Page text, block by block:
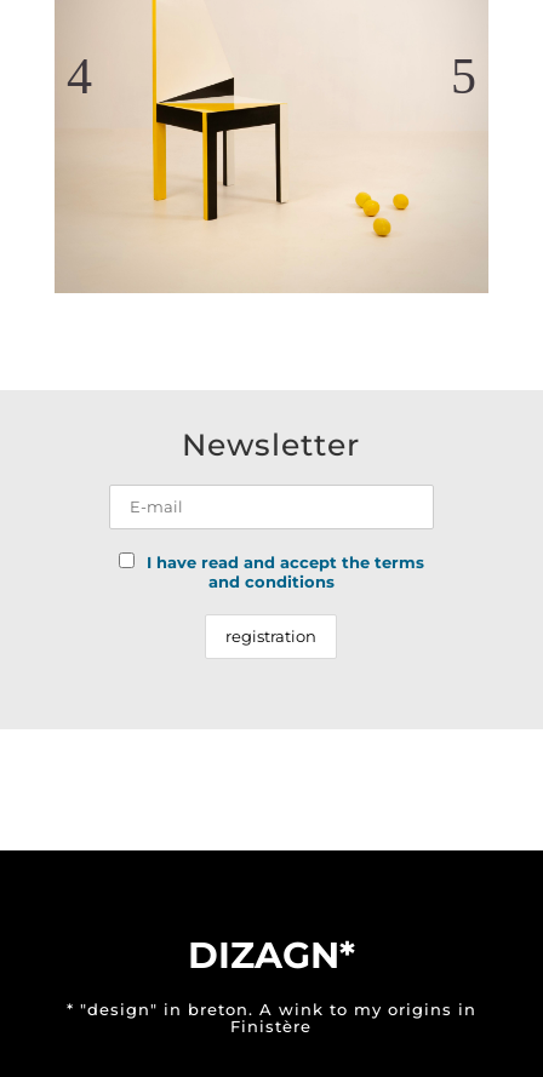
Newsletter
I have read and accept the terms
and conditions
DIZAGN*
* "design" in breton. A wink to my origins in
Finistère